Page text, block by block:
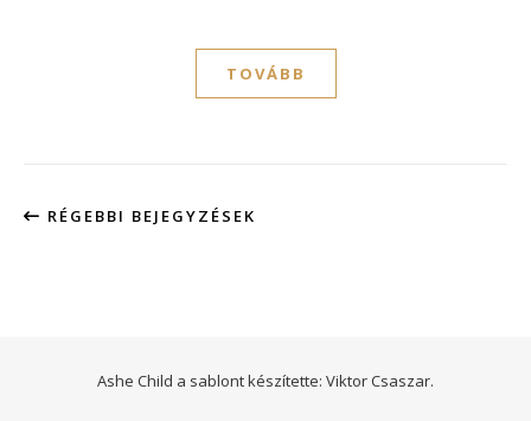
TOVÁBB
RÉGEBBI BEJEGYZÉSEK
Ashe Child a sablont készítette: Viktor Csaszar.